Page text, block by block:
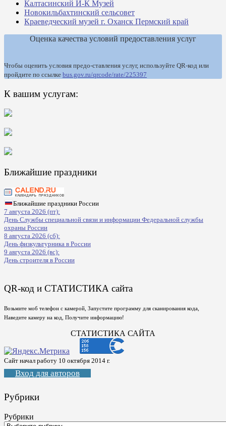
Калтасинский И-К Музей
Новокильбахтинский сельсовет
Краеведческий музей г. Оханск Пермский край
Оценка качества условий предоставления услуг
Чтобы оценить условия предо-ставления услуг, используйте QR-код или
пройдите по ссылке bus.gov.ru/qrcode/rate/225397
К вашим услугам:
Ближайшие праздники
Ближайшие праздники России
7 августа 2026 (пт):
День Службы специальной связи и информации Федеральной службы
охраны России
8 августа 2026 (сб):
День физкультурника в России
9 августа 2026 (вс):
День строителя в России
QR-код и СТАТИСТИКА сайта
Возьмите моб телефон с камерой, Запустите программу для сканирования кода,
Наведите камеру на код, Получите информацию!
СТАТИСТИКА САЙТА
Сайт начал работу 10 октября 2014 г.
Вход для авторов
Рубрики
Рубрики